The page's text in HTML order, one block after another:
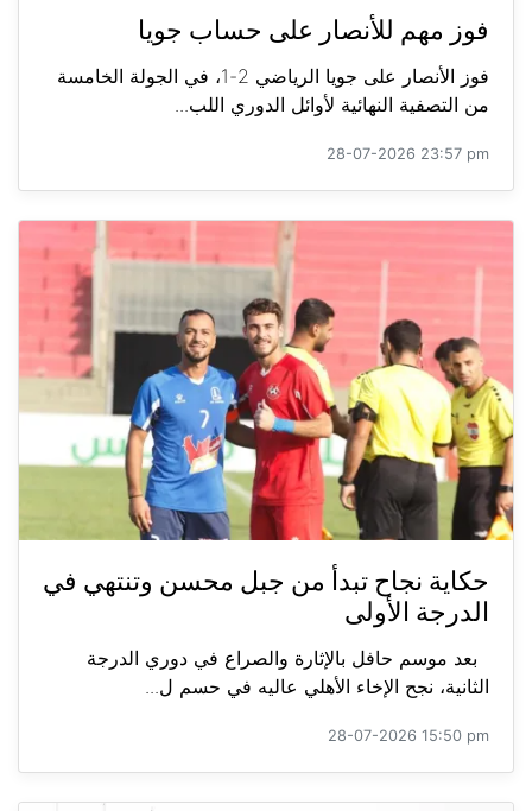
فوز مهم للأنصار على حساب جويا
فوز الأنصار على جويا الرياضي 2-1، في الجولة الخامسة
من التصفية النهائية لأوائل الدوري اللب...
28-07-2026 23:57 pm
حكاية نجاح تبدأ من جبل محسن وتنتهي في
الدرجة الأولى
بعد موسم حافل بالإثارة والصراع في دوري الدرجة
الثانية، نجح الإخاء الأهلي عاليه في حسم ل...
28-07-2026 15:50 pm